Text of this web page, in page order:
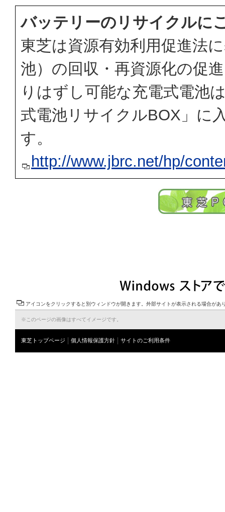
バッテリーのリサイクルに
東芝は資源有効利用促進法
池）の回収・再資源化の促
りはずし可能な充電式電池
式電池リサイクルBOX」に
す。
http://www.jbrc.net/hp/
アイコンをクリックすると別ウィンドウが開きます。外部サイトが表示される場合があ
※このページの画像はすべてイメージです。
東芝トップページ 個人情報保護方針 サイトのご利用条件